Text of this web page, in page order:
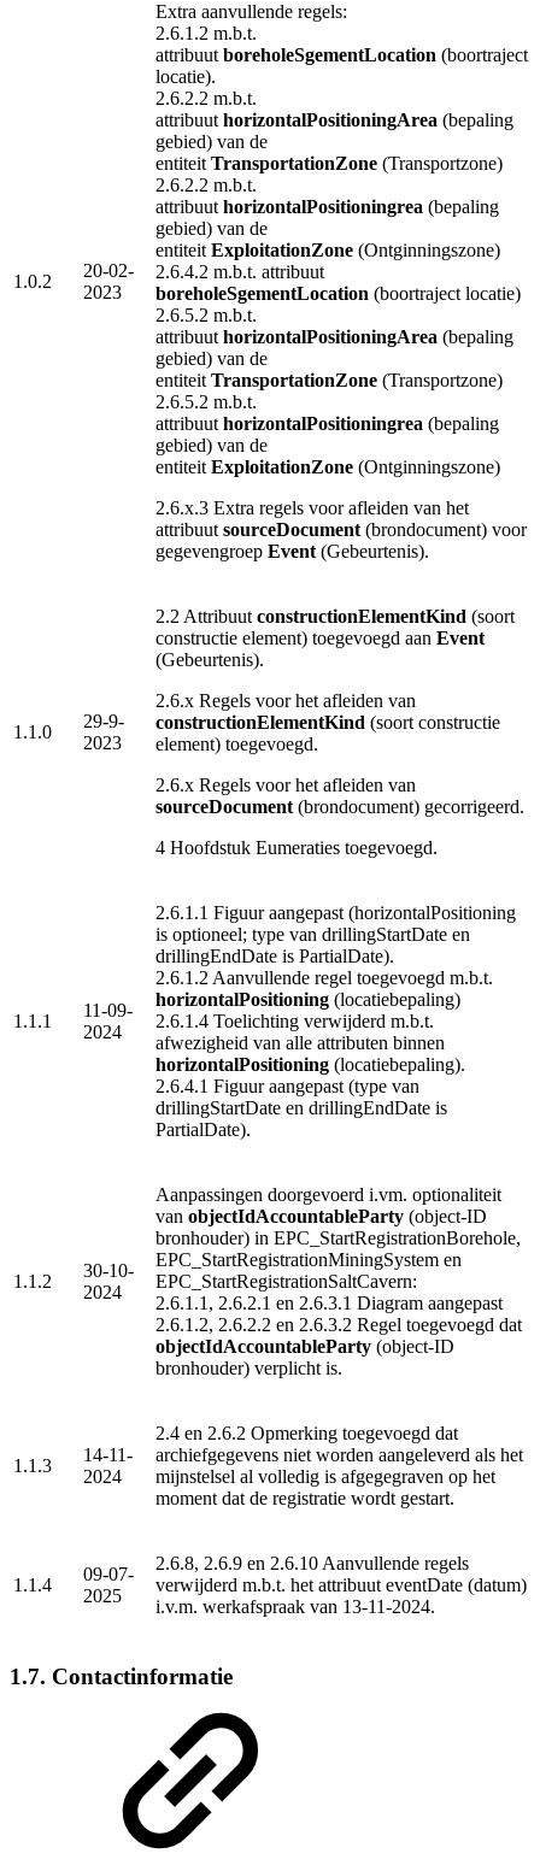
1.0.2
20-02-
2023
Extra aanvullende regels:
2.6.1.2 m.b.t.
attribuut boreholeSgementLocation (boortraject
locatie).
2.6.2.2 m.b.t.
attribuut horizontalPositioningArea (bepaling
gebied) van de
entiteit TransportationZone (Transportzone)
2.6.2.2 m.b.t.
attribuut horizontalPositioningrea (bepaling
gebied) van de
entiteit ExploitationZone (Ontginningszone)
2.6.4.2 m.b.t. attribuut
boreholeSgementLocation (boortraject locatie)
2.6.5.2 m.b.t.
attribuut horizontalPositioningArea (bepaling
gebied) van de
entiteit TransportationZone (Transportzone)
2.6.5.2 m.b.t.
attribuut horizontalPositioningrea (bepaling
gebied) van de
entiteit ExploitationZone (Ontginningszone)
2.6.x.3 Extra regels voor afleiden van het
attribuut sourceDocument (brondocument) voor
gegevengroep Event (Gebeurtenis).
1.1.0
29-9-
2023
2.2 Attribuut constructionElementKind (soort
constructie element) toegevoegd aan Event
(Gebeurtenis).
2.6.x Regels voor het afleiden van
constructionElementKind (soort constructie
element) toegevoegd.
2.6.x Regels voor het afleiden van
sourceDocument (brondocument) gecorrigeerd.
4 Hoofdstuk Eumeraties toegevoegd.
1.1.1
11-09-
2024
2.6.1.1 Figuur aangepast (horizontalPositioning
is optioneel; type van drillingStartDate en
drillingEndDate is PartialDate).
2.6.1.2 Aanvullende regel toegevoegd m.b.t.
horizontalPositioning (locatiebepaling)
2.6.1.4 Toelichting verwijderd m.b.t.
afwezigheid van alle attributen binnen
horizontalPositioning (locatiebepaling).
2.6.4.1 Figuur aangepast (type van
drillingStartDate en drillingEndDate is
PartialDate).
1.1.2
30-10-
2024
Aanpassingen doorgevoerd i.vm. optionaliteit
van objectIdAccountableParty (object-ID
bronhouder) in EPC_StartRegistrationBorehole,
EPC_StartRegistrationMiningSystem en
EPC_StartRegistrationSaltCavern:
2.6.1.1, 2.6.2.1 en 2.6.3.1 Diagram aangepast
2.6.1.2, 2.6.2.2 en 2.6.3.2 Regel toegevoegd dat
objectIdAccountableParty (object-ID
bronhouder) verplicht is.
1.1.3
14-11-
2024
2.4 en 2.6.2 Opmerking toegevoegd dat
archiefgegevens niet worden aangeleverd als het
mijnstelsel al volledig is afgegegraven op het
moment dat de registratie wordt gestart.
1.1.4
09-07-
2025
2.6.8, 2.6.9 en 2.6.10 Aanvullende regels
verwijderd m.b.t. het attribuut eventDate (datum)
i.v.m. werkafspraak van 13-11-2024.
1.7. Contactinformatie